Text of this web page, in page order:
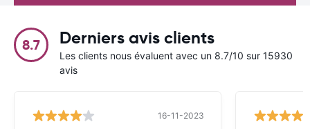
8.7 Derniers avis clients
Les clients nous évaluent avec un 8.7/10 sur 15930
avis
16-11-2023